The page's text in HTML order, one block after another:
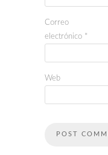
Correo
electrónico *
Web